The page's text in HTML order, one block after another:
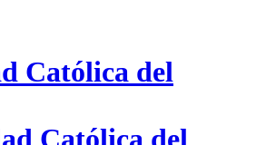
Católica del